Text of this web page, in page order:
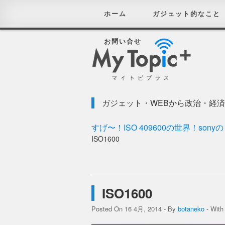
ホーム ガジェット的なこと
お問い合せ
ガジェット・WEBから政治・経
すげ〜！ISO 409600の世界！sony
ISO1600
ISO1600
Posted On 16 4月, 2014 - By botaneko - With